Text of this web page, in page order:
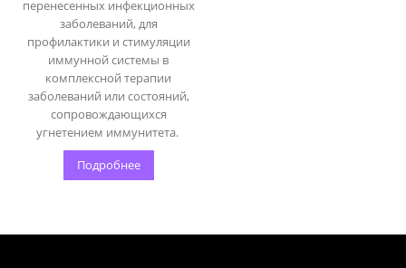
перенесенных инфекционных
заболеваний, для
профилактики и стимуляции
иммунной системы в
комплексной терапии
заболеваний или состояний,
сопровождающихся
угнетением иммунитета.
Подробнее